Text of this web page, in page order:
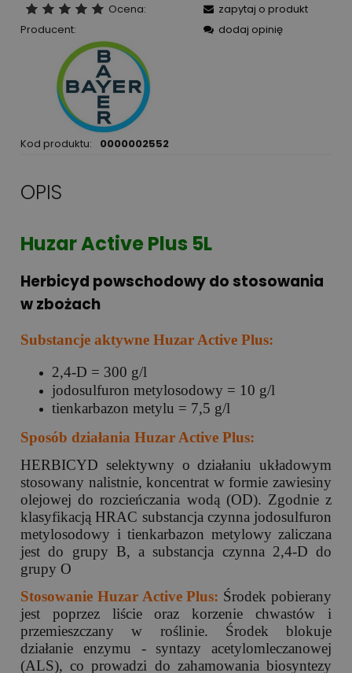
Ocena:
Producent:
Kod produktu: 0000002552
zapytaj o produkt
dodaj opinię
OPIS
Huzar Active Plus 5L
Herbicyd powschodowy do stosowania
w zbożach
Substancje aktywne Huzar Active Plus:
2,4-D = 300 g/l
jodosulfuron metylosodowy = 10 g/l
tienkarbazon metylu = 7,5 g/l
Sposób działania Huzar Active Plus:
HERBICYD selektywny o działaniu układowym
stosowany nalistnie, koncentrat w formie zawiesiny
olejowej do rozcieńczania wodą (OD). Zgodnie z
klasyfikacją HRAC substancja czynna jodosulfuron
metylosodowy i tienkarbazon metylowy zaliczana
jest do grupy B, a substancja czynna 2,4-D do
grupy O
Stosowanie Huzar Active Plus: Środek pobierany
jest poprzez liście oraz korzenie chwastów i
przemieszczany w roślinie. Środek blokuje
działanie enzymu - syntazy acetylomleczanowej
(ALS), co prowadzi do zahamowania biosyntezy